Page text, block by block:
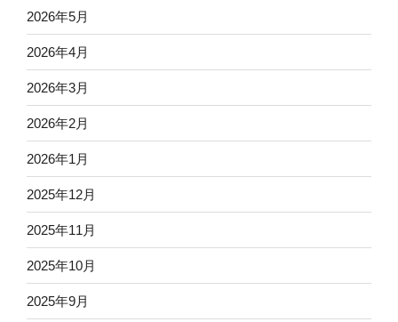
2026年5月
2026年4月
2026年3月
2026年2月
2026年1月
2025年12月
2025年11月
2025年10月
2025年9月